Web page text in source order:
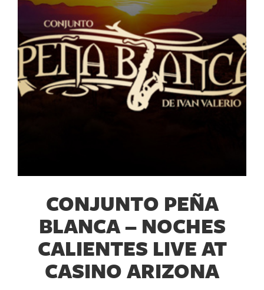
CONJUNTO PEÑA
BLANCA – NOCHES
CALIENTES LIVE AT
CASINO ARIZONA